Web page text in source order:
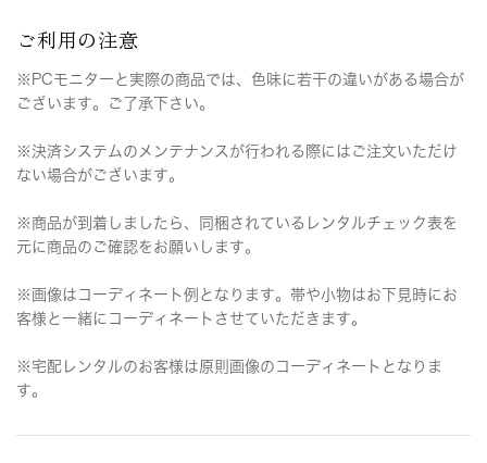
ご利用の注意
※PCモニターと実際の商品では、色味に若干の違いがある場合が
ございます。ご了承下さい。
※決済システムのメンテナンスが行われる際にはご注文いただけ
ない場合がございます。
※商品が到着しましたら、同梱されているレンタルチェック表を
元に商品のご確認をお願いします。
※画像はコーディネート例となります。帯や小物はお下見時にお
客様と一緒にコーディネートさせていただきます。
※宅配レンタルのお客様は原則画像のコーディネートとなりま
す。